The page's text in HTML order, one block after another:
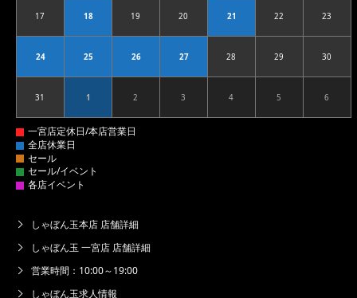
172026.08.17 182026.08.18 192026.08.19 202026.08.20 212026.08.21 222026.08.22 23
242026.08.24 252026.08.25 262026.08.26 272026.08.27 282026.08.28 292026.08.29 30
312026.08.31 12026.09.01 22026.09.02 32026.09.03 42026.09.04 52026.09.05 6
しゃぼん玉本店 店舗詳細
しゃぼん玉 一宮店 店舗詳細
営業時間：10:00～19:00
しゃぼん玉求人情報